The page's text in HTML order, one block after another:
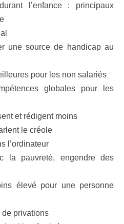
l’enfance : principaux
une source de handicap au
pour les non salariés
globales pour les
et rédigent moins
le créole
l’ordinateur
la pauvreté, engendre des
élevé pour une personne
de privations